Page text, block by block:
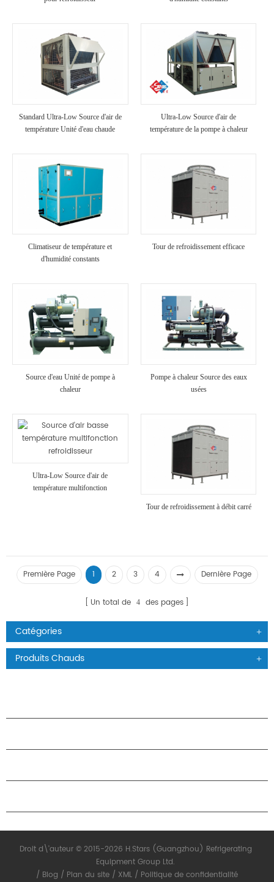
Standard Ultra-Low Source d'air de
température Unité d'eau chaude
Ultra-Low Source d'air de
température de la pompe à chaleur
Climatiseur de température et
d'humidité constants
Tour de refroidissement efficace
Source d'eau Unité de pompe à
chaleur
Pompe à chaleur Source des eaux
usées
Ultra-Low Source d'air de
température multifonction
Tour de refroidissement à débit carré
Première Page 1 2 3 4 Dernière Page
Un total de 4 des pages
Catégories
Produits Chauds
Droit d\'auteur © 2015-2026 H.Stars (Guangzhou) Refrigerating
Equipment Group Ltd.
/ Blog / Plan du site / XML / Politique de confidentialité